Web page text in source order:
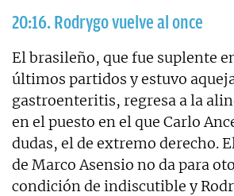
20:16. Rodrygo vuelve al once
El brasileño, que fue suplente
últimos partidos y estuvo
gastroenteritis, regresa a la
en el puesto en el que Carlo
dudas, el de extremo derecho.
de Marco Asensio no da para
condición de indiscutible y